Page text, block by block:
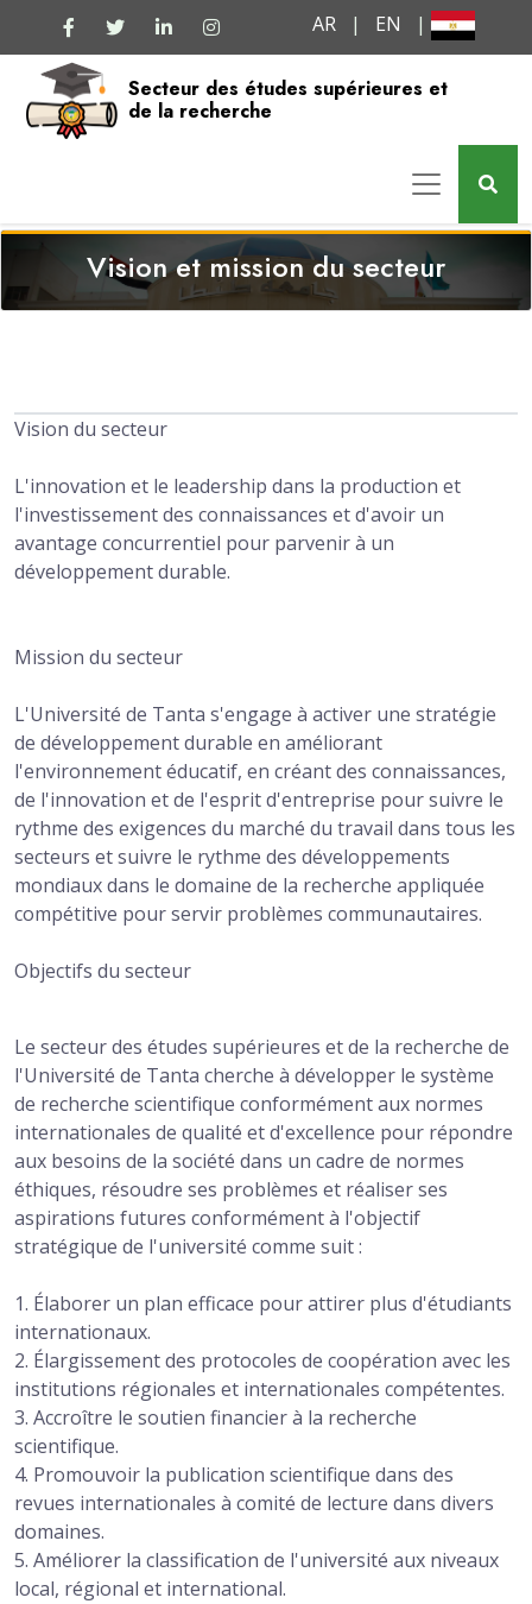
AR | EN |
Secteur des études supérieures et
de la recherche
Vision et mission du secteur
Vision du secteur
L'innovation et le leadership dans la production et
l'investissement des connaissances et d'avoir un
avantage concurrentiel pour parvenir à un
développement durable.
Mission du secteur
L'Université de Tanta s'engage à activer une stratégie
de développement durable en améliorant
l'environnement éducatif, en créant des connaissances,
de l'innovation et de l'esprit d'entreprise pour suivre le
rythme des exigences du marché du travail dans tous les
secteurs et suivre le rythme des développements
mondiaux dans le domaine de la recherche appliquée
compétitive pour servir problèmes communautaires.
Objectifs du secteur
Le secteur des études supérieures et de la recherche de
l'Université de Tanta cherche à développer le système
de recherche scientifique conformément aux normes
internationales de qualité et d'excellence pour répondre
aux besoins de la société dans un cadre de normes
éthiques, résoudre ses problèmes et réaliser ses
aspirations futures conformément à l'objectif
stratégique de l'université comme suit :
1. Élaborer un plan efficace pour attirer plus d'étudiants
internationaux.
2. Élargissement des protocoles de coopération avec les
institutions régionales et internationales compétentes.
3. Accroître le soutien financier à la recherche
scientifique.
4. Promouvoir la publication scientifique dans des
revues internationales à comité de lecture dans divers
domaines.
5. Améliorer la classification de l'université aux niveaux
local, régional et international.